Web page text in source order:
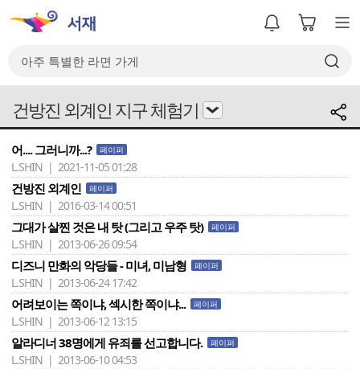
건방진 외계인 지구 체험기
어.... 그러니까...? 페이퍼
L.SHIN | 2021-11-05 01:28
건방진 외계인 페이퍼
L.SHIN | 2016-03-14 00:51
그대가 살찐 것은 내 탓 (그리고 우주 탓) 페이퍼
L.SHIN | 2013-06-26 09:54
디즈니 만화의 악당들 - 미녀, 미남형 페이퍼
L.SHIN | 2013-06-24 17:42
어려보이는 쪽이냐, 섹시한 쪽이냐... 페이퍼
L.SHIN | 2013-06-12 13:15
알라디너 38명에게 유죄를 선고합니다. 페이퍼
L.SHIN | 2013-06-10 04:53